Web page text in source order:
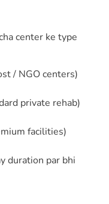
center ke type
/ NGO centers)
private rehab)
facilities)
duration par bhi